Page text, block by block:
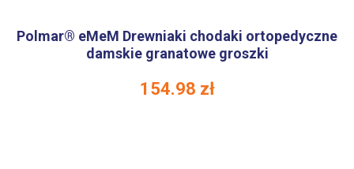
Polmar® eMeM Drewniaki chodaki ortopedyczne
damskie granatowe groszki
154.98 zł